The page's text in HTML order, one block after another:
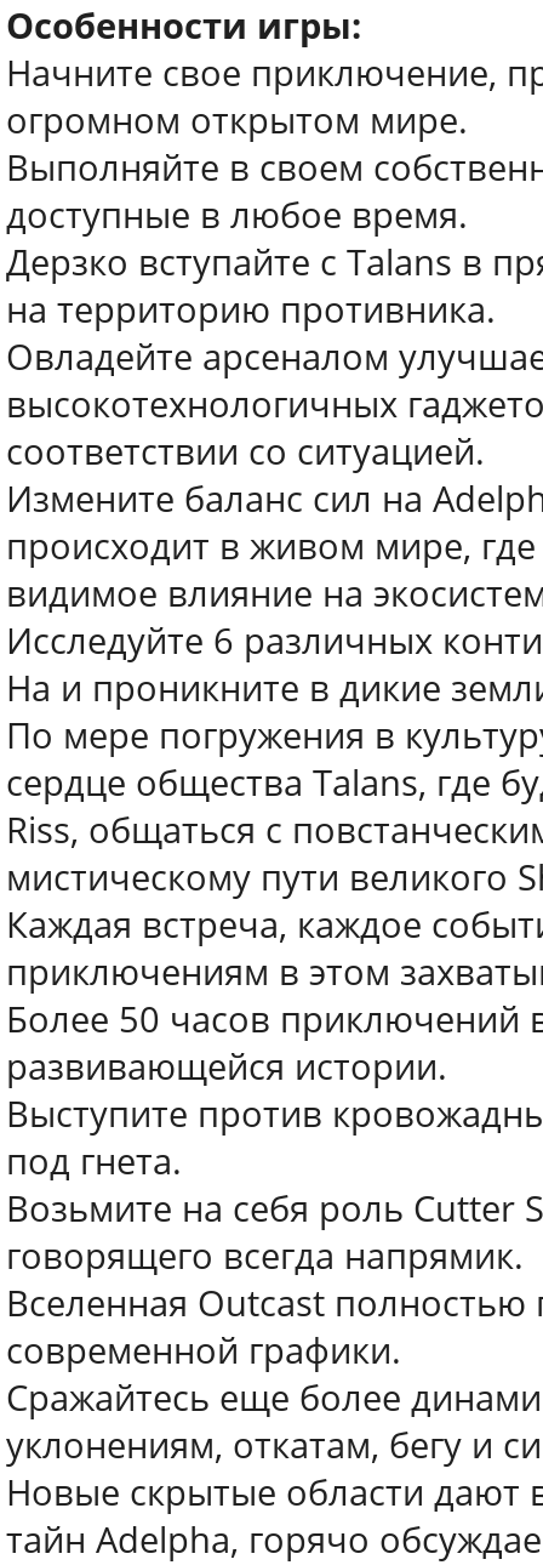
Особенности игры:
Начните свое приключение,
огромном открытом мире.
Выполняйте в своем
доступные в любое время.
Дерзко вступайте с Talans в
на территорию противника.
Овладейте арсеналом
высокотехнологичных
соответствии со ситуацией.
Измените баланс сил на
происходит в живом мире,
видимое влияние на
Исследуйте 6 различных
Ha и проникните в дикие
По мере погружения в
сердце общества Talans, где
Riss, общаться с
мистическому пути великого
Каждая встреча, каждое
приключениям в этом
Более 50 часов приключений
развивающейся истории.
Выступите против
под гнета.
Возьмите на себя роль Cutter
говорящего всегда напрямик.
Вселенная Outcast
современной графики.
Сражайтесь еще более
уклонениям, откатам, бегу и
Новые скрытые области дают
тайн Adelpha, горячо